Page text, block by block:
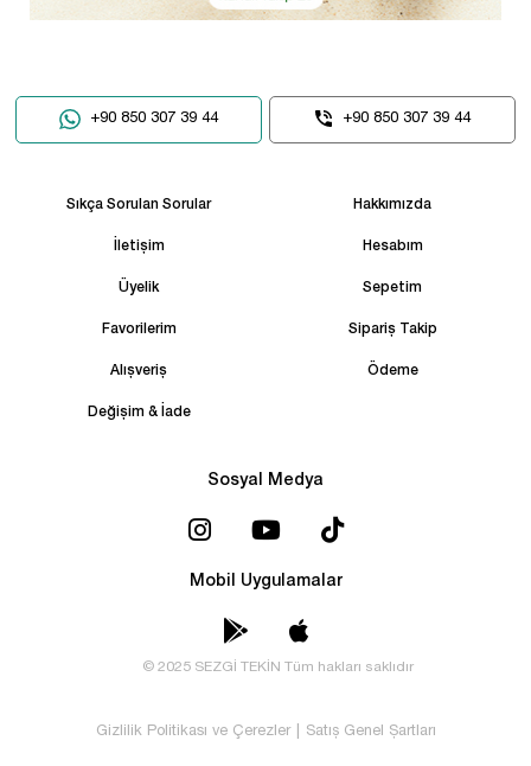
+90 850 307 39 44 +90 850 307 39 44
Sıkça Sorulan Sorular Hakkımızda
İletişim Hesabım
Üyelik Sepetim
Favorilerim Sipariş Takip
Alışveriş Ödeme
Değişim & İade
Sosyal Medya
Mobil Uygulamalar
© 2025 SEZGİ TEKİN Tüm hakları saklıdır
Gizlilik Politikası ve Çerezler Satış Genel Şartları